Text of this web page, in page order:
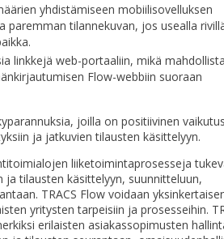
yhdistämiseen mobiilisovelluksen
paremman tilannekuvan, jos usealla
linkkejä web-portaaliin, mikä
Flow-webbiin suoraan
joilla on positiivinen
ja jatkuvien tilausten käsittelyyn.
liiketoimintaprosesseja
tilausten käsittelyyn, suunnitteluun,
TRACS Flow voidaan
yritysten tarpeisiin ja prosesseihin.
erilaisten asiakassopimusten